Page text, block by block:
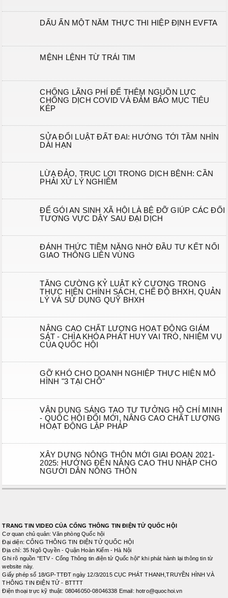
DẤU ẤN MỘT NĂM THỰC THI HIỆP ĐỊNH EVFTA
MỆNH LỆNH TỪ TRÁI TIM
CHỐNG LÃNG PHÍ ĐỂ THÊM NGUỒN LỰC
CHỐNG DỊCH COVID VÀ ĐẢM BẢO MỤC TIÊU
KÉP
SỬA ĐỔI LUẬT ĐẤT ĐAI: HƯỚNG TỚI TẦM NHÌN
DÀI HẠN
LỪA ĐẢO, TRỤC LỢI TRONG DỊCH BỆNH: CẦN
PHẢI XỬ LÝ NGHIÊM
ĐỂ GÓI AN SINH XÃ HỘI LÀ BỆ ĐỠ GIÚP CÁC ĐỐI
TƯỢNG VỰC DẬY SAU ĐẠI DỊCH
ĐÁNH THỨC TIỀM NĂNG NHỜ ĐẦU TƯ KẾT NỐI
GIAO THÔNG LIÊN VÙNG
TĂNG CƯỜNG KỶ LUẬT KỶ CƯƠNG TRONG
THỰC HIỆN CHÍNH SÁCH, CHẾ ĐỘ BHXH, QUẢN
LÝ VÀ SỬ DỤNG QUỸ BHXH
NÂNG CAO CHẤT LƯỢNG HOẠT ĐỘNG GIÁM
SÁT - CHÌA KHÓA PHÁT HUY VAI TRÒ, NHIỆM VỤ
CỦA QUỐC HỘI
GỠ KHÓ CHO DOANH NGHIỆP THỰC HIỆN MÔ
HÌNH "3 TẠI CHỖ"
VẬN DỤNG SÁNG TẠO TƯ TƯỞNG HỒ CHÍ MINH
- QUỐC HỘI ĐỔI MỚI, NÂNG CAO CHẤT LƯỢNG
HOẠT ĐỘNG LẬP PHÁP
XÂY DỰNG NÔNG THÔN MỚI GIAI ĐOẠN 2021-
2025: HƯỚNG ĐẾN NÂNG CAO THU NHẬP CHO
NGƯỜI DÂN NÔNG THÔN
TRANG TIN VIDEO CỦA CỔNG THÔNG TIN ĐIỆN TỬ QUỐC HỘI
Cơ quan chủ quản: Văn phòng Quốc hội
Đại diện: CỔNG THÔNG TIN ĐIỆN TỬ QUỐC HỘI
Địa chỉ: 35 Ngô Quyền - Quận Hoàn Kiếm - Hà Nội
Ghi rõ nguồn "ETV - Cổng Thông tin điện tử Quốc hội" khi phát hành lại thông tin từ
website này.
Giấy phép số 18/GP-TTĐT ngày 12/3/2015 CỤC PHÁT THANH,TRUYỀN HÌNH VÀ
THÔNG TIN ĐIỆN TỬ - BTTTT
Điện thoại trực kỹ thuật: 08046050-08046338 Email: hotro@quochoi.vn